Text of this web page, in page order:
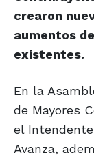
crearon
aumentos
existentes.
En la
de Mayores
el
Avanza,